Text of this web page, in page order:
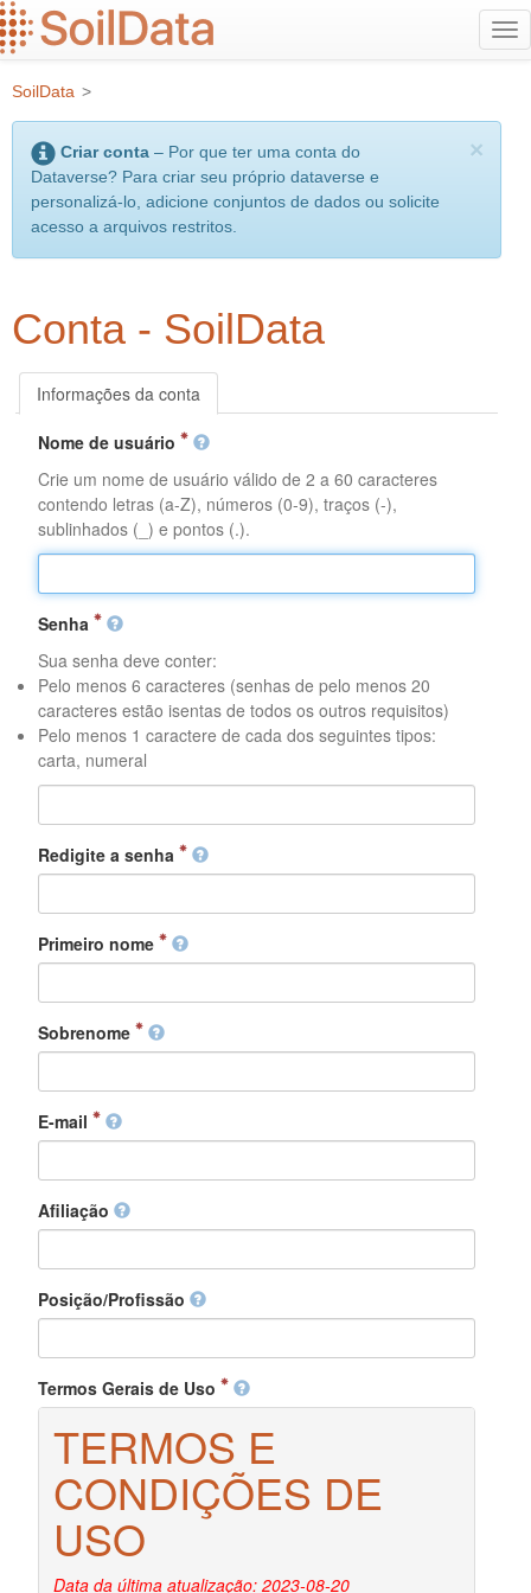
Ir
para
conteúdo
principal
SoilData >
×
Criar conta – Por que ter uma conta do
Dataverse? Para criar seu próprio dataverse e
personalizá-lo, adicione conjuntos de dados ou solicite
acesso a arquivos restritos.
Conta - SoilData
Informações da conta
Nome de usuário
Crie um nome de usuário válido de 2 a 60 caracteres
contendo letras (a-Z), números (0-9), traços (-),
sublinhados (_) e pontos (.).
Senha
Sua senha deve conter:
Pelo menos 6 caracteres (senhas de pelo menos 20
caracteres estão isentas de todos os outros requisitos)
Pelo menos 1 caractere de cada dos seguintes tipos:
carta, numeral
Redigite a senha
Primeiro nome
Sobrenome
E-mail
Afiliação
Posição/Profissão
Termos Gerais de Uso
TERMOS E
CONDIÇÕES DE
USO
Data da última atualização: 2023-08-20